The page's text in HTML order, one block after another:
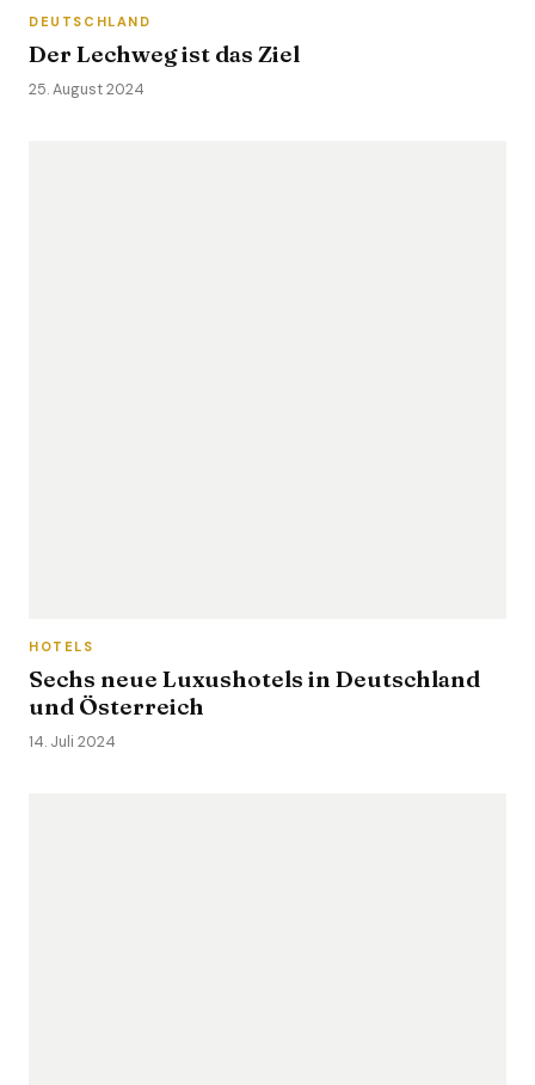
DEUTSCHLAND
Der Lechweg ist das Ziel
25. August 2024
HOTELS
Sechs neue Luxushotels in Deutschland
und Österreich
14. Juli 2024